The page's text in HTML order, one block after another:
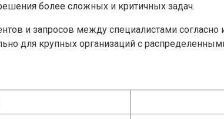
более сложных и критичных задач.
и запросов между специалистами
для крупных организаций с